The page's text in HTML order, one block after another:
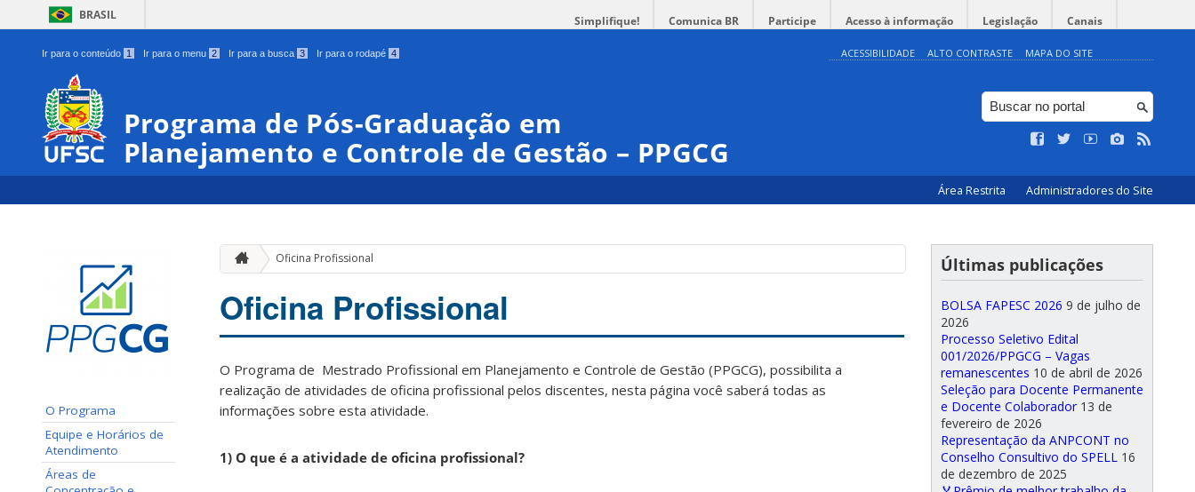
BRASIL Simplifique! Comunica BR Participe Acesso à informação Legislação Canais
Ir para o conteúdo 1 Ir para o menu 2 Ir para a busca 3 Ir para o rodapé 4 ACESSIBILIDADE ALTO CONTRASTE MAPA DO SITE
Programa de Pós-Graduação em
Planejamento e Controle de Gestão – PPGCG
Área Restrita Administradores do Site
O Programa
Equipe e Horários de
Atendimento
Áreas de
Oficina Profissional
Oficina Profissional
O Programa de Mestrado Profissional em Planejamento e Controle de Gestão (PPGCG), possibilita a
realização de atividades de oficina profissional pelos discentes, nesta página você saberá todas as
informações sobre esta atividade.
1) O que é a atividade de oficina profissional?
Últimas publicações
BOLSA FAPESC 2026 9 de julho de
2026
Processo Seletivo Edital
001/2026/PPGCG – Vagas
remanescentes 10 de abril de 2026
Seleção para Docente Permanente
e Docente Colaborador 13 de
fevereiro de 2026
Representação da ANPCONT no
Conselho Consultivo do SPELL 16
de dezembro de 2025